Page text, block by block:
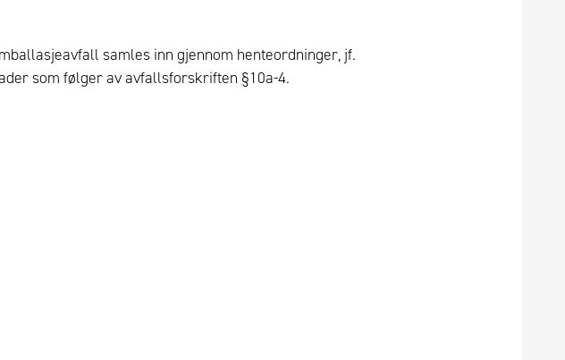
samles inn gjennom henteordninger, jf.
som følger av avfallsforskriften §10a-4.